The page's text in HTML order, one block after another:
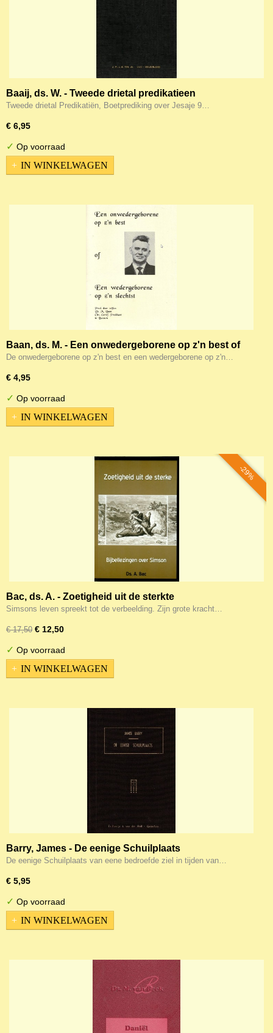
Baaij, ds. W. - Tweede drietal predikatieen
Tweede drietal Predikatiën, Boetprediking over Jesaje 9…
€ 6,95
✓ Op voorraad
IN WINKELWAGEN
Baan, ds. M. - Een onwedergeborene op z'n best of
een wedergeborene op z'n slechtst
De onwedergeborene op z'n best en een wedergeborene op z'n…
€ 4,95
✓ Op voorraad
IN WINKELWAGEN
-29%
Bac, ds. A. - Zoetigheid uit de sterkte
Simsons leven spreekt tot de verbeelding. Zijn grote kracht…
€ 17,50 € 12,50
✓ Op voorraad
IN WINKELWAGEN
Barry, James - De eenige Schuilplaats
De eenige Schuilplaats van eene bedroefde ziel in tijden van…
€ 5,95
✓ Op voorraad
IN WINKELWAGEN